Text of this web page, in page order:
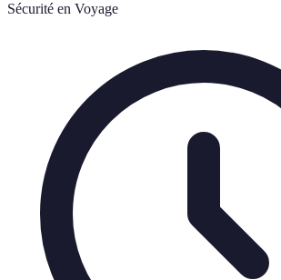
Sécurité en Voyage